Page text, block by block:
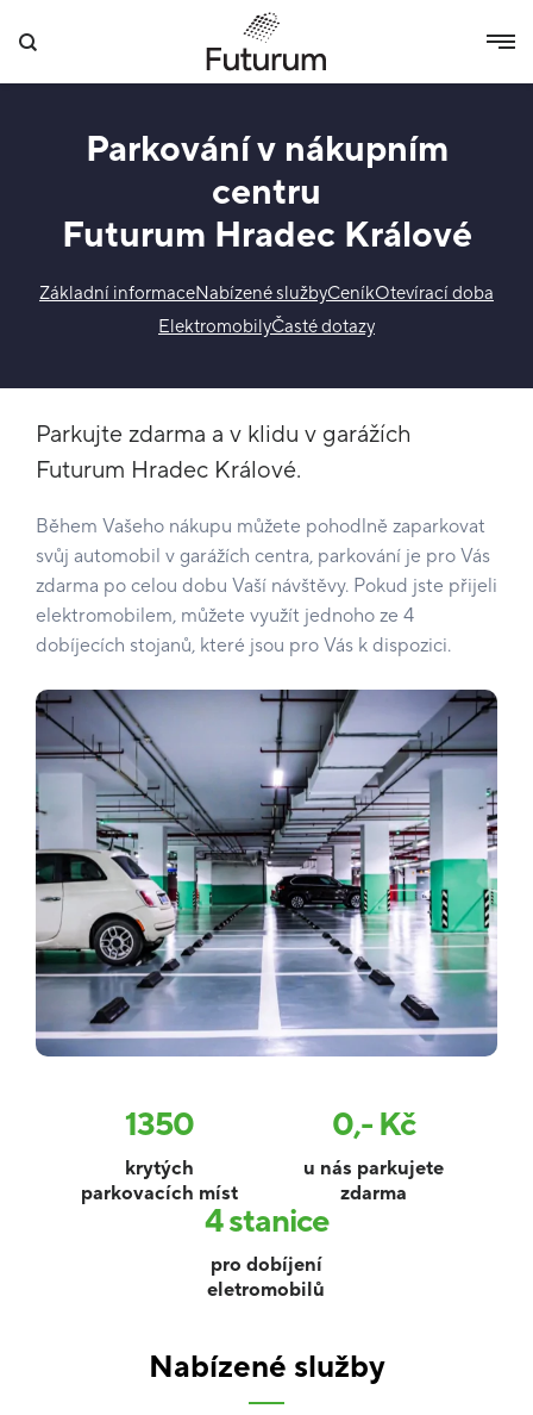
Parkování v nákupním
centru
Futurum Hradec Králové
Základní informaceNabízené službyCeníkOtevírací doba
ElektromobilyČasté dotazy
Parkujte zdarma a v klidu v garážích
Futurum Hradec Králové.
Během Vašeho nákupu můžete pohodlně zaparkovat
svůj automobil v garážích centra, parkování je pro Vás
zdarma po celou dobu Vaší návštěvy. Pokud jste přijeli
elektromobilem, můžete využít jednoho ze 4
dobíjecích stojanů, které jsou pro Vás k dispozici.
Statistiky parkování
1350
krytých
parkovacích míst
0,- Kč
u nás parkujete
zdarma
4 stanice
pro dobíjení
eletromobilů
Nabízené služby